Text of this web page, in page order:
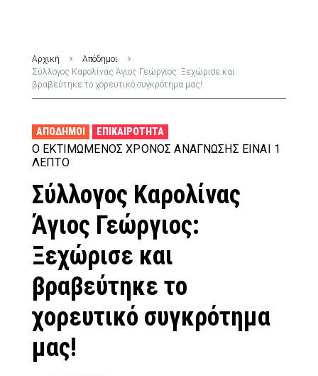
Αρχική
Απόδημοι
Σύλλογος Καρολίνας Άγιος Γεώργιος: Ξεχώρισε και
βραβεύτηκε το χορευτικό συγκρότημα μας!
ΑΠΌΔΗΜΟΙ ΕΠΙΚΑΙΡΌΤΗΤΑ
Ο ΕΚΤΙΜΏΜΕΝΟΣ ΧΡΌΝΟΣ ΑΝΆΓΝΩΣΗΣ ΕΊΝΑΙ 1
ΛΕΠΤΌ
Σύλλογος Καρολίνας
Άγιος Γεώργιος:
Ξεχώρισε και
βραβεύτηκε το
χορευτικό συγκρότημα
μας!